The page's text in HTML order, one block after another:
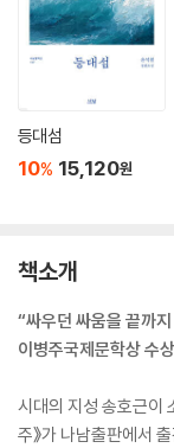
등대섬
10% 15,120원
책소개
“싸우던 싸움을 끝까
이병주국제문학상 수
시대의 지성 송호근이
주》가 나남출판에서